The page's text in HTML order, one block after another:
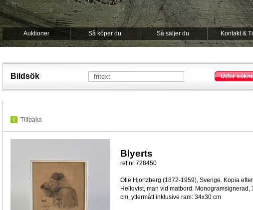
Auktioner Så köper du Så säljer du Kontakt &
Bildsök Utför
Tillbaka
Blyerts
ref nr 728450
Olle Hjortzberg (1872-1959), Sverige. Kopia efter
Hellqvist, man vid matbord. Monogramsignerad,
cm, yttermått inklusive ram: 34x30 cm